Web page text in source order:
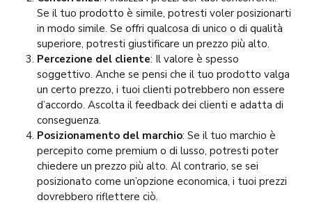
Se il tuo prodotto è simile, potresti voler posizionarti
in modo simile. Se offri qualcosa di unico o di qualità
superiore, potresti giustificare un prezzo più alto.
Percezione del cliente: Il valore è spesso
soggettivo. Anche se pensi che il tuo prodotto valga
un certo prezzo, i tuoi clienti potrebbero non essere
d’accordo. Ascolta il feedback dei clienti e adatta di
conseguenza.
Posizionamento del marchio: Se il tuo marchio è
percepito come premium o di lusso, potresti poter
chiedere un prezzo più alto. Al contrario, se sei
posizionato come un’opzione economica, i tuoi prezzi
dovrebbero riflettere ciò.